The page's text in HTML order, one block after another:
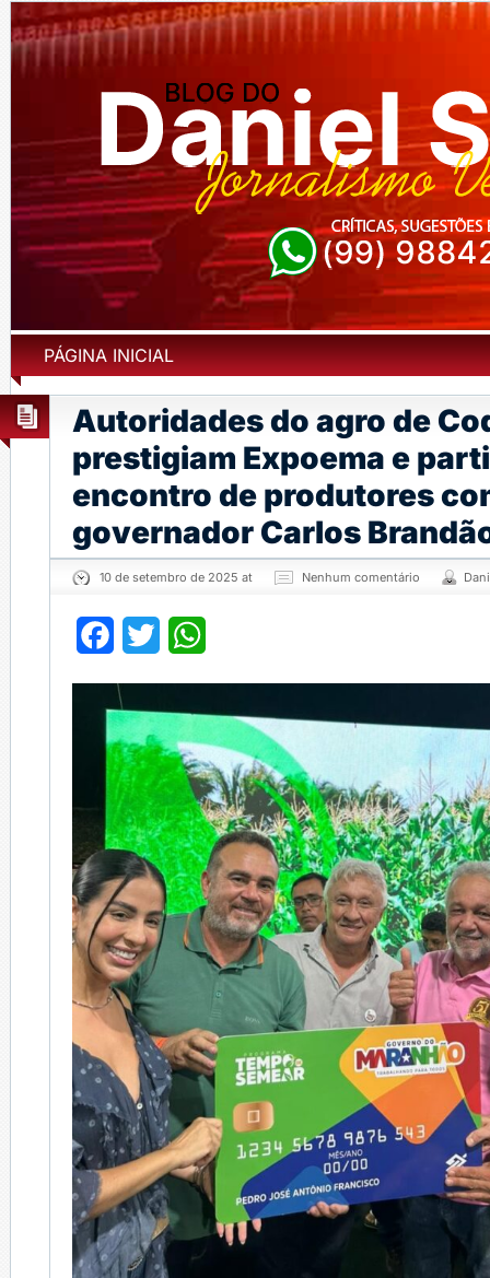
PÁGINA INICIAL
Autoridades do agro de
prestigiam Expoema e
encontro de produtores
governador Carlos
10 de setembro de 2025 at Nenhum comentário
Facebook
Twitter